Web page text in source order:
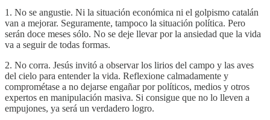
1. No se angustie. Ni la situación económica ni el golpismo catalán
van a mejorar. Seguramente, tampoco la situación política. Pero
serán doce meses sólo. No se deje llevar por la ansiedad que la vida
va a seguir de todas formas.
2. No corra. Jesús invitó a observar los lirios del campo y las aves
del cielo para entender la vida. Reflexione calmadamente y
comprométase a no dejarse engañar por políticos, medios y otros
expertos en manipulación masiva. Si consigue que no lo lleven a
empujones, ya será un verdadero logro.